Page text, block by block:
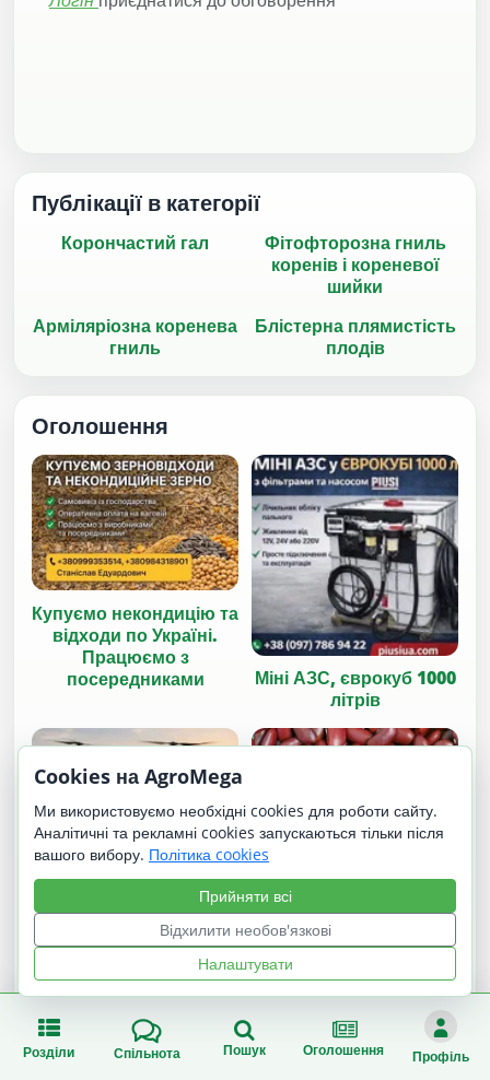
Публікації в категорії
Корончастий гал
Фітофторозна гниль
коренів і кореневої
шийки
Арміляріозна коренева
гниль
Блістерна плямистість
плодів
Оголошення
Купуємо некондицію та
відходи по Україні.
Працюємо з
посередниками
Міні АЗС, єврокуб 1000
літрів
Обробка полів
агродронами —
сучасне рішення для
точного землеробства
Продаж сортової
квасолі гуртовими
партіями
Цікавинки на додачу Інші варіанти
Розділи Спільнота Пошук Оголошення Профіль
Cookies на AgroMega
Ми використовуємо необхідні cookies для роботи сайту.
Аналітичні та рекламні cookies запускаються тільки після
вашого вибору. Політика cookies
Прийняти всі
Відхилити необов'язкові
Налаштувати